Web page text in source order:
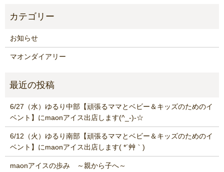
お知らせ
マオンダイアリー
6/27（水）ゆるり中部【頑張るママとベビー＆キッズのためのイ
ベント】にmaonアイス出店します(^_-)-☆
6/12（火）ゆるり南部【頑張るママとベビー＆キッズのためのイ
ベント】にmaonアイス出店します( *´艸｀)
maonアイスの歩み ～親から子へ～